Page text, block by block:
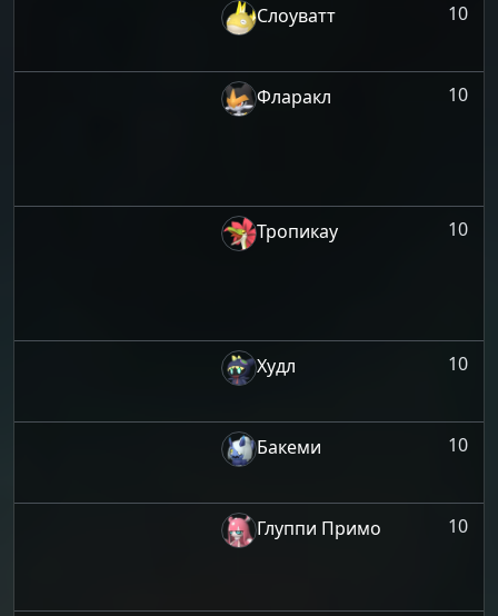
Слоуватт 10
Фларакл 10
Тропикау 10
Худл 10
Бакеми 10
Глуппи Примо 10